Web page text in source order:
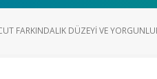
FARKINDALIK DÜZEYI VE